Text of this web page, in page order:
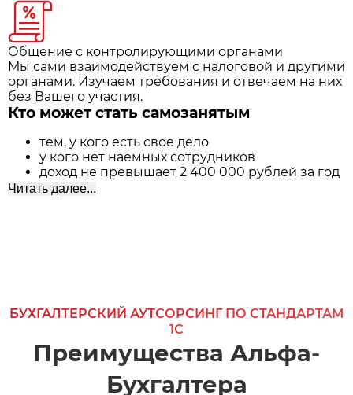
Общение с контролирующими органами
Мы сами взаимодействуем с налоговой и другими
органами. Изучаем требования и отвечаем на них
без Вашего участия.
Кто может стать самозанятым
тем, у кого есть свое дело
у кого нет наемных сотрудников
доход не превышает 2 400 000 рублей за год
ИП у которого нет работников так же может
В законодательном акте не стали прописывать
все виды разрешенных деятельностей, но указали
те по которым нельзя работать с НПД:
- Розничные продавцы
- агенты и посредники
Читать далее...
БУХГАЛТЕРСКИЙ АУТСОРСИНГ ПО СТАНДАРТАМ
1С
Преимущества Альфа-
Бухгалтера